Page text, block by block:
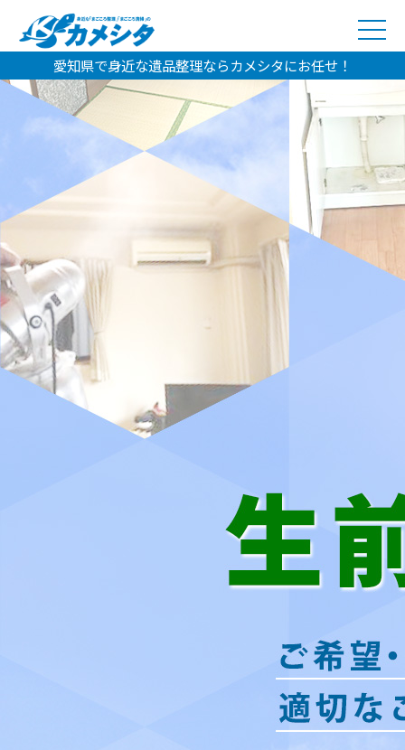
愛知県で身近な遺品整理ならカメシタにお任せ！